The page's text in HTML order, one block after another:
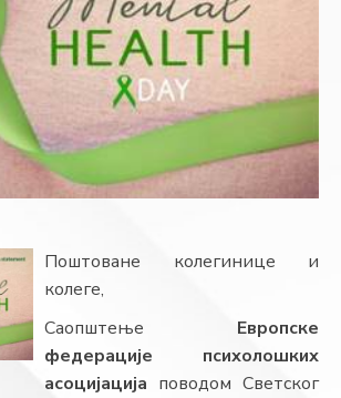
Поштоване колегинице и
колеге,
Саопштење Европске
федерације психолошких
асоцијација поводом Светског